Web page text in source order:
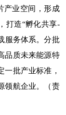
产业空间，形成
打造“孵化共享-
服务体系。分批
品质未来能源特
一批产业标准，
领航企业。（责